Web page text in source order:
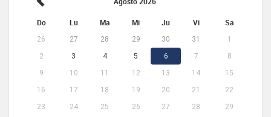
Do Lu Ma Mi Ju Vi Sa
26 27 28 29 30 31
1
2
3 4 5 6 7
8
9
10 11 12 13 14
15
16
17 18 19 20 21
22
23
24 25 26 27 28
29